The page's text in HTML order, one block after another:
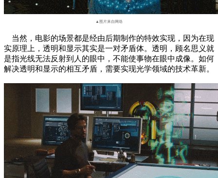
▲图片来自网络
当然，电影的场景都是经由后期制作的特效实现，因为在现
实原理上，透明和显示其实是一对矛盾体。透明，顾名思义就
是指光线无法反射到人的眼中，不能使事物在眼中成像。如何
解决透明和显示的相互矛盾，需要实现光学领域的技术革新。